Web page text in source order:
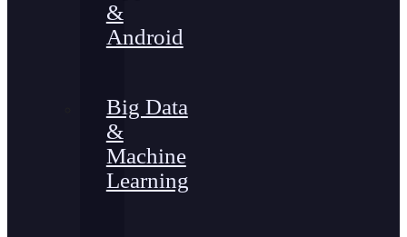
&
Android
Big Data
&
Machine
Learning